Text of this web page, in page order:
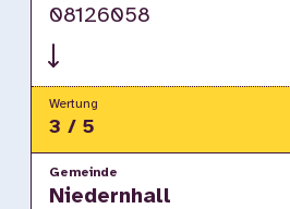
08126058
Wertung
3 / 5
Gemeinde
Niedernhall